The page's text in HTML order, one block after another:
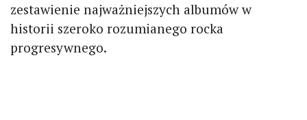
zestawienie najważniejszych albumów w
historii szeroko rozumianego rocka
progresywnego.